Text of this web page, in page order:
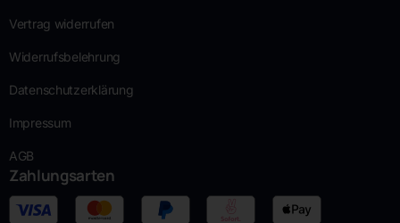
Vertrag widerrufen
Widerrufsbelehrung
Datenschutzerklärung
Impressum
AGB
Zahlungsarten